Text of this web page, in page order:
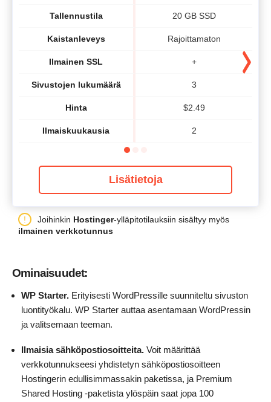
Tallennustila
Kaistanleveys
Ilmainen SSL
Sivustojen lukumäärä
Hinta
Ilmaiskuukausia
20 GB SSD
Rajoittamaton
+
3
$2.49
2
Lisätietoja
Joihinkin Hostinger-ylläpitotilauksiin sisältyy myös
ilmainen verkkotunnus
Ominaisuudet:
WP Starter. Erityisesti WordPressille suunniteltu sivuston
luontityökalu. WP Starter auttaa asentamaan WordPressin
ja valitsemaan teeman.
Ilmaisia sähköpostiosoitteita. Voit määrittää
verkkotunnukseesi yhdistetyn sähköpostiosoitteen
Hostingerin edullisimmassakin paketissa, ja Premium
Shared Hosting -paketista ylöspäin saat jopa 100